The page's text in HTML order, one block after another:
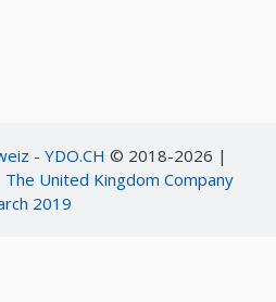
- YDO.CH © 2018-2026 |
The United Kingdom Company
2019